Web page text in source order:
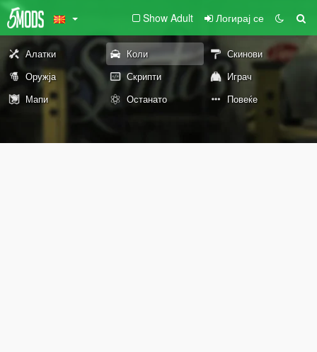
Show Adult Логирај се
Алатки Коли
Скинови
Оружја
Скрипти
Играч
Мапи
Останато Повеќе